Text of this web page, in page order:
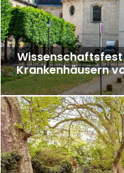
Krankenhäusern